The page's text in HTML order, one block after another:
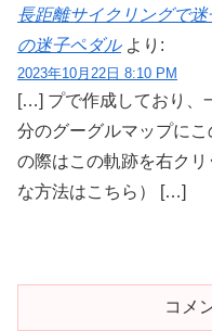
長距離サイクリングで
の迷子ペダル より:
2023年10月22日 8:10 PM
[…] プで作成しており、
分のグーグルマップに
の際はこの軌跡を右ク
な方法はこちら） […]
コメ